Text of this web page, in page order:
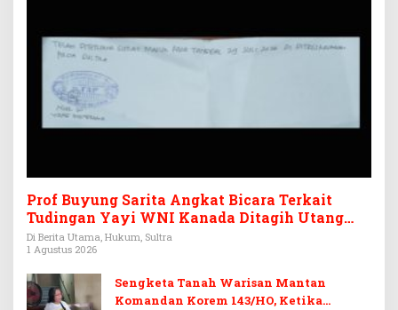
Prof Buyung Sarita Angkat Bicara Terkait
Tudingan Yayi WNI Kanada Ditagih Utang
Rp3,6 Miliar
Di Berita Utama, Hukum, Sultra
1 Agustus 2026
Sengketa Tanah Warisan Mantan
Komandan Korem 143/HO, Ketika